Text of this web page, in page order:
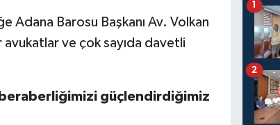
Adana Barosu Başkanı Av. Volkan
ve çok sayıda davetli
güçlendirdiğimiz
1
2